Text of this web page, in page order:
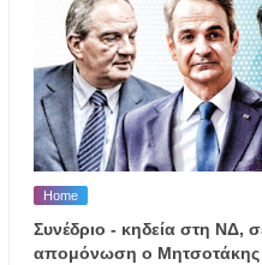
Home
Συνέδριο - κηδεία στη ΝΔ,
απομόνωση ο Μητσοτάκης